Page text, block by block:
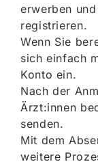
erwerben
registrieren.
Wenn Sie
sich einfach
Konto ein.
Nach der
Ärzt:innen
senden.
Mit dem
weitere